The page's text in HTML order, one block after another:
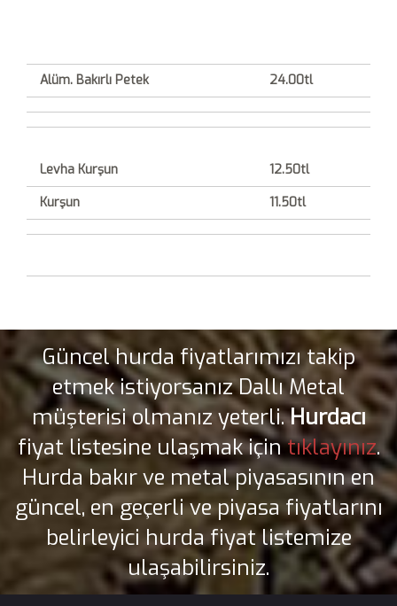
Alüm. Bakırlı Petek 24.00tl
Levha Kurşun
12.50tl
Kurşun
11.50tl
Güncel hurda fiyatlarımızı takip
etmek istiyorsanız Dallı Metal
müşterisi olmanız yeterli.Hurdacı
fiyat listesine ulaşmak içintıklayınız.
Hurda bakır ve metal piyasasının en
güncel, en geçerli ve piyasa fiyatlarını
belirleyici hurda fiyat listemize
ulaşabilirsiniz.